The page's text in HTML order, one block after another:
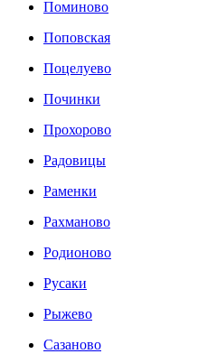
Поминово
Поповская
Поцелуево
Починки
Прохорово
Радовицы
Раменки
Рахманово
Родионово
Русаки
Рыжево
Сазаново